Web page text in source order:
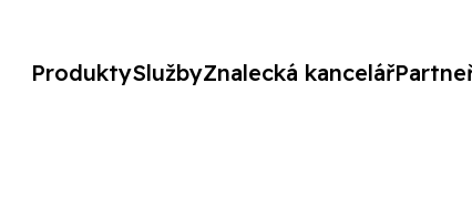
ProduktySlužbyZnalecká kancelář